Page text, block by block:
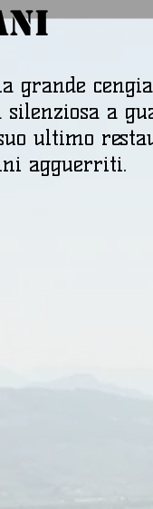
grande
silenziosa a
ultimo
agguerriti.